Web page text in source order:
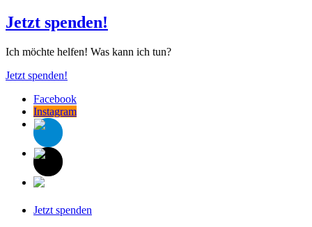
Jetzt spenden!
Ich möchte helfen! Was kann ich tun?
Jetzt spenden!
Facebook
Instagram
Jetzt spenden